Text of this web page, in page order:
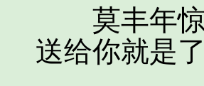
莫丰年惊
送给你就是